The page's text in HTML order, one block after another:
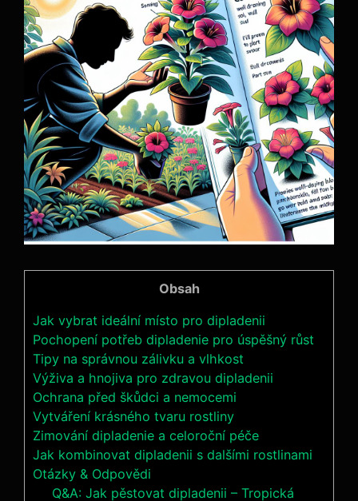
Obsah
Jak vybrat ideální místo pro dipladenii
Pochopení potřeb dipladenie pro úspěšný růst
Tipy na správnou zálivku a vlhkost
Výživa a hnojiva pro zdravou dipladenii
Ochrana před škůdci a nemocemi
Vytváření krásného tvaru rostliny
Zimování dipladenie a celoroční péče
Jak kombinovat dipladenii s dalšími rostlinami
Otázky & Odpovědi
Q&A: Jak pěstovat dipladenii – Tropická